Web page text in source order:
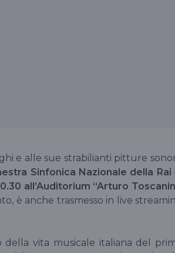
e alle sue strabilianti pitture
Sinfonica Nazionale della Rai
all’Auditorium “Arturo
è anche trasmesso in live
della vita musicale italiana del